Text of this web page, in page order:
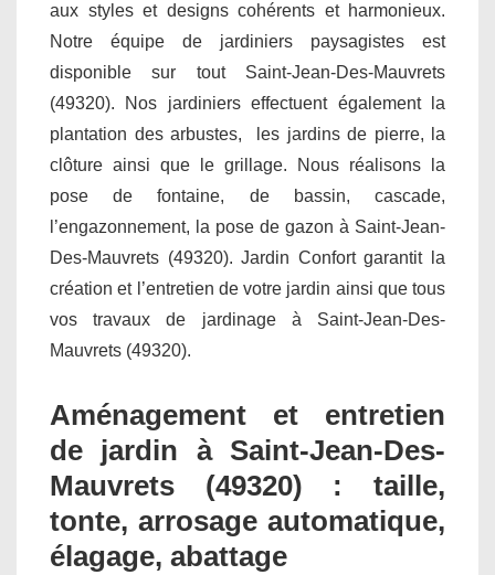
aux styles et designs cohérents et harmonieux.
Notre équipe de jardiniers paysagistes est
disponible sur tout Saint-Jean-Des-Mauvrets
(49320). Nos jardiniers effectuent également la
plantation des arbustes, les jardins de pierre, la
clôture ainsi que le grillage. Nous réalisons la
pose de fontaine, de bassin, cascade,
l’engazonnement, la pose de gazon à Saint-Jean-
Des-Mauvrets (49320). Jardin Confort garantit la
création et l’entretien de votre jardin ainsi que tous
vos travaux de jardinage à Saint-Jean-Des-
Mauvrets (49320).
Aménagement et entretien
de jardin à Saint-Jean-Des-
Mauvrets (49320) : taille,
tonte, arrosage automatique,
élagage, abattage